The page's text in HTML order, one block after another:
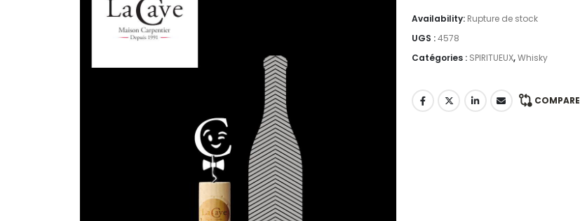
Availability: Rupture de stock
UGS :4578
Catégories : SPIRITUEUX,Whisky
COMPARE